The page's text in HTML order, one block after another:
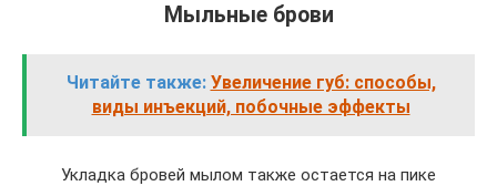
Мыльные брови
Читайте также: Увеличение губ: способы,
виды инъекций, побочные эффекты
Укладка бровей мылом также остается на пике